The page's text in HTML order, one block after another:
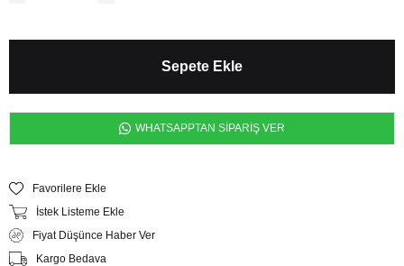
WHATSAPPTAN SİPARİŞ VER
Favorilere Ekle
İstek Listeme Ekle
Fiyat Düşünce Haber Ver
Kargo Bedava